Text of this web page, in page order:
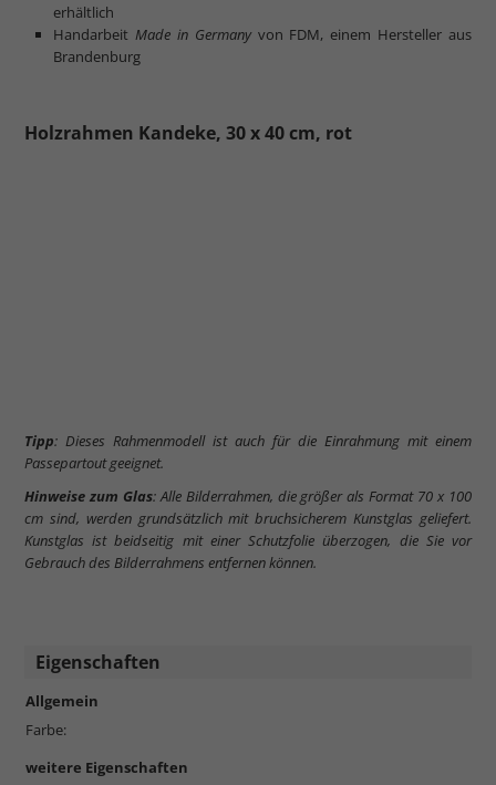
erhältlich
Handarbeit Made in Germanyvon FDM, einem Hersteller aus
Brandenburg
Holzrahmen Kandeke, 30 x 40 cm, rot
Tipp: Dieses Rahmenmodell ist auch für die Einrahmung mit einem
Passepartout geeignet.
Hinweise zum Glas: Alle Bilderrahmen, die größer als Format 70 x 100
cm sind, werden grundsätzlich mit bruchsicherem Kunstglas geliefert.
Kunstglas ist beidseitig mit einer Schutzfolie überzogen, die Sie vor
Gebrauch des Bilderrahmens entfernen können.
Eigenschaften
Allgemein
Farbe:
weitere Eigenschaften